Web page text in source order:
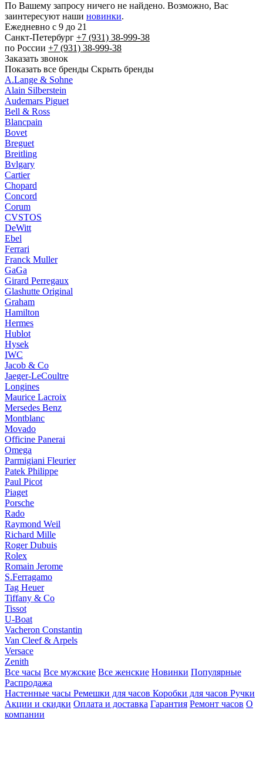
По Вашему запросу ничего не найдено. Возможно, Вас
заинтересуют наши новинки.
Ежедневно с 9 до 21
Cанкт-Петербург +7 (931) 38-999-38
по России +7 (931) 38-999-38
Заказать звонок
Показать все бренды Скрыть бренды
A.Lange & Sohne
Alain Silberstein
Audemars Piguet
Bell & Ross
Blancpain
Bovet
Breguet
Breitling
Bvlgary
Cartier
Chopard
Concord
Corum
CVSTOS
DeWitt
Ebel
Ferrari
Franck Muller
GaGa
Girard Perregaux
Glashutte Original
Graham
Hamilton
Hermes
Hublot
Hysek
IWC
Jacob & Co
Jaeger-LeCoultre
Longines
Maurice Lacroix
Mersedes Benz
Montblanc
Movado
Officine Panerai
Omega
Parmigiani Fleurier
Patek Philippe
Paul Picot
Piaget
Porsche
Rado
Raymond Weil
Richard Mille
Roger Dubuis
Rolex
Romain Jerome
S.Ferragamo
Tag Heuer
Tiffany & Co
Tissot
U-Boat
Vacheron Constantin
Van Cleef & Arpels
Versace
Zenith
Все часы Все мужские Все женские Новинки Популярные
Распродажа
Настенные часы Ремешки для часов Коробки для часов Ручки
Акции и скидки Оплата и доставка Гарантия Ремонт часов О
компании